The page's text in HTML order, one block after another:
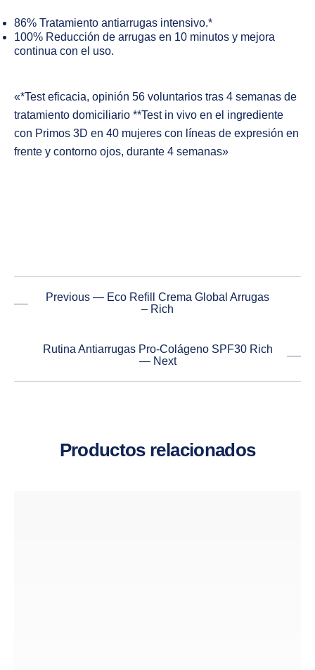
86% Tratamiento antiarrugas intensivo.*
100% Reducción de arrugas en 10 minutos y mejora
continua con el uso.
«*Test eficacia, opinión 56 voluntarios tras 4 semanas de
tratamiento domiciliario **Test in vivo en el ingrediente
con Primos 3D en 40 mujeres con líneas de expresión en
frente y contorno ojos, durante 4 semanas»
Previous — Eco Refill Crema Global Arrugas
– Rich
Rutina Antiarrugas Pro-Colágeno SPF30 Rich
— Next
Productos relacionados